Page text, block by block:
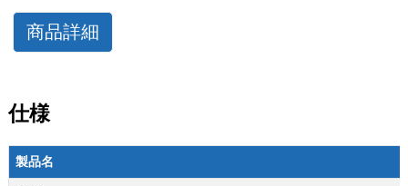
商品詳細
仕様
製品名